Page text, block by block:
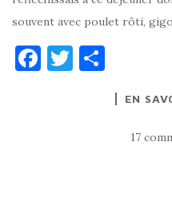
souvent avec poulet rôti,
F T
taEN
17